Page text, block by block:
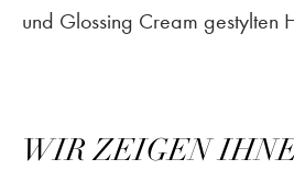
und Glossing Cream gestylten
WIR ZEIGEN